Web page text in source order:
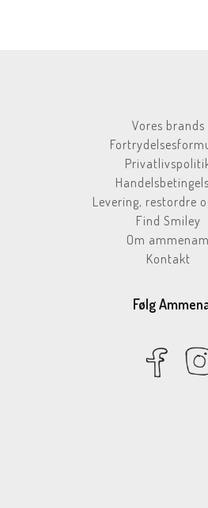
Vores brands
Levering, restordre
Find Smiley
Om ammenam
Kontakt
Følg